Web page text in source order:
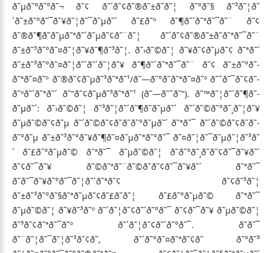
ð˜µð˜°ð˜°ð˜¬ ð˜¢ ð˜´ð˜¢ð˜®ð˜±ð˜­ð˜¦ ð˜°ð˜§ ð˜³ð˜¦ð˜
´ð˜±ð˜°ð˜¯ð˜¥ð˜¦ð˜¯ð˜µð˜´ ð˜£ð˜º ð˜¶ð˜´ð˜ªð˜¯ð˜¨ ð˜¢
ð˜®ð˜¶ð˜­ð˜µð˜ªð˜´ð˜µð˜¢ð˜¨ð˜¦ ð˜´ð˜¢ð˜®ð˜±ð˜­ð˜ªð˜¯ð˜¨
ð˜±ð˜³ð˜°ð˜¤ð˜¦ð˜¥ð˜¶ð˜³ð˜¦. ð˜›ð˜©ð˜¦ ð˜¥ð˜¢ð˜µð˜¢ ð˜ªð˜´
ð˜±ð˜³ð˜°ð˜¤ð˜¦ð˜´ð˜´ð˜¦ð˜¥ ð˜¶ð˜´ð˜ªð˜¯ð˜¨ ð˜¢ ð˜±ð˜°ð˜­
ð˜ªð˜¤ð˜º ð˜®ð˜¢ð˜µð˜³ð˜ªð˜¹/ð˜—ð˜°ð˜­ð˜ªð˜¤ð˜º ð˜ˆð˜¯ð˜¢ð˜­
ð˜ºð˜´ð˜ªð˜´ ð˜”ð˜¢ð˜µð˜³ð˜ªð˜¹ (ð˜—ð˜ˆð˜”). ð˜™ð˜¦ð˜´ð˜¶ð˜­
ð˜µð˜´: ð˜›ð˜©ð˜¦ ð˜³ð˜¦ð˜´ð˜¶ð˜­ð˜µð˜´ ð˜´ð˜©ð˜°ð˜¸ð˜¦ð˜¥
ð˜µð˜©ð˜¢ð˜µ ð˜´ð˜©ð˜¢ð˜­ð˜­ð˜°ð˜µð˜´ ð˜ªð˜¯ ð˜´ð˜©ð˜¢ð˜­ð˜­
ð˜°ð˜µ ð˜±ð˜³ð˜°ð˜¥ð˜¶ð˜¤ð˜µð˜ªð˜°ð˜¯ ð˜¤ð˜¦ð˜¯ð˜µð˜¦ð˜³ð˜
´ ð˜£ð˜°ð˜µð˜© ð˜ªð˜¯ ð˜µð˜©ð˜¦ ð˜­ð˜°ð˜¸ð˜­ð˜¢ð˜¯ð˜¥ð˜´
ð˜¢ð˜¯ð˜¥ ð˜©ð˜ªð˜¨ð˜©ð˜­ð˜¢ð˜¯ð˜¥ð˜´ ð˜ªð˜¯
ð˜ð˜¯ð˜¥ð˜°ð˜¯ð˜¦ð˜´ð˜ªð˜¢ ð˜¢ð˜³ð˜¦
ð˜±ð˜³ð˜°ð˜§ð˜ªð˜µð˜¢ð˜£ð˜­ð˜¦ ð˜£ð˜°ð˜µð˜© ð˜ªð˜¯
ð˜µð˜©ð˜¦ ð˜¥ð˜³ð˜º ð˜´ð˜¦ð˜¢ð˜´ð˜°ð˜¯ ð˜¢ð˜¯ð˜¥ ð˜µð˜©ð˜¦
ð˜³ð˜¢ð˜ªð˜¯ð˜º ð˜´ð˜¦ð˜¢ð˜´ð˜°ð˜¯. ð˜ð˜¯
ð˜¨ð˜¦ð˜¯ð˜¦ð˜³ð˜¢ð˜­, ð˜´ð˜°ð˜¤ð˜ªð˜¢ð˜­ ð˜°ð˜³